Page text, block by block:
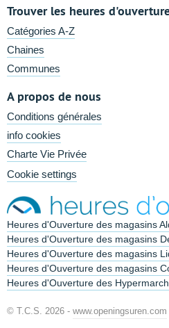
Trouver les heures
Catégories A-Z
Chaines
Communes
A propos de nous
Conditions générales
info cookies
Charte Vie Privée
Cookie settings
Heures d'Ouverture des magasins
Heures d'Ouverture des magasins
Heures d'Ouverture des magasins
Heures d'Ouverture des magasins
Heures d'Ouverture des
© T.C.S. 2026 - www.openingsuren.com